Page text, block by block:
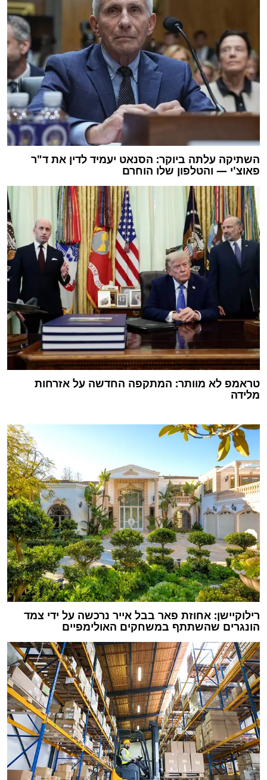
השתיקה עלתה ביוקר: הסנאט יעמיד לדין את ד"ר
פאוצ'י — והטלפון שלו הוחרם
טראמפ לא מוותר: המתקפה החדשה על אזרחות
מלידה
רילוקיישן: אחוזת פאר בבל אייר נרכשה על ידי צמד
הונגרים שהשתתף במשחקים האולימפיים